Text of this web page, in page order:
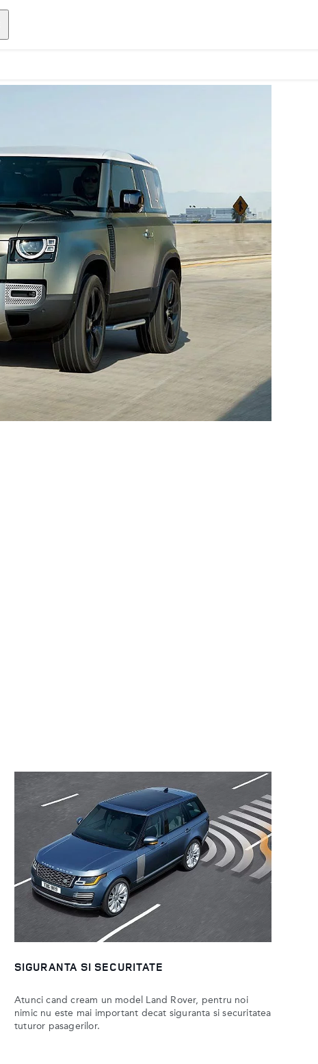
SIGURANTA SI SECURITATE
Atunci cand cream un model Land Rover, pentru noi
nimic nu este mai important decat siguranta si securitatea
tuturor pasagerilor.